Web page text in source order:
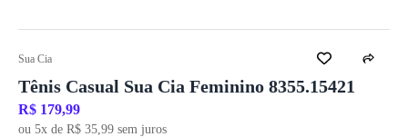
Sua Cia
Tênis Casual Sua Cia Feminino 8355.15421
R$ 179,99
ou 5x de R$ 35,99 sem juros